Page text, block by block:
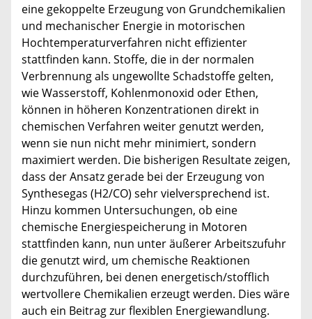
eine gekoppelte Erzeugung von Grundchemikalien
und mechanischer Energie in motorischen
Hochtemperaturverfahren nicht effizienter
stattfinden kann. Stoffe, die in der normalen
Verbrennung als ungewollte Schadstoffe gelten,
wie Wasserstoff, Kohlenmonoxid oder Ethen,
können in höheren Konzentrationen direkt in
chemischen Verfahren weiter genutzt werden,
wenn sie nun nicht mehr minimiert, sondern
maximiert werden. Die bisherigen Resultate zeigen,
dass der Ansatz gerade bei der Erzeugung von
Synthesegas (H2/CO) sehr vielversprechend ist.
Hinzu kommen Untersuchungen, ob eine
chemische Energiespeicherung in Motoren
stattfinden kann, nun unter äußerer Arbeitszufuhr
die genutzt wird, um chemische Reaktionen
durchzuführen, bei denen energetisch/stofflich
wertvollere Chemikalien erzeugt werden. Dies wäre
auch ein Beitrag zur flexiblen Energiewandlung.